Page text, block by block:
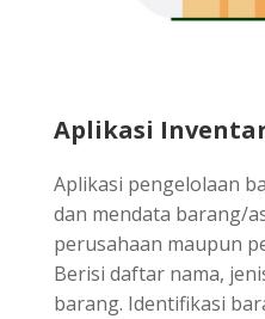
Aplikasi
Aplikasi pengelolaan
dan mendata barang/
perusahaan maupun
Berisi daftar nama,
barang. Identifikasi